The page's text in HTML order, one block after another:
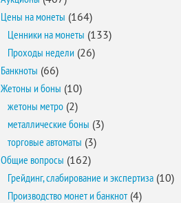
Цены на монеты (164)
Ценники на монеты (133)
Проходы недели (26)
Банкноты (66)
Жетоны и боны (10)
жетоны метро (2)
металлические боны (3)
торговые автоматы (3)
Общие вопросы (162)
Грейдинг, слабирование и экспертиза (10)
Производство монет и банкнот(4)